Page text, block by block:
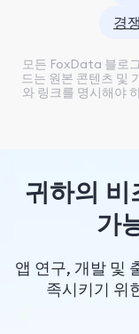
경
모든 FoxData 블로
드는 원본 콘텐츠 및
와 링크를 명시해야
귀하의 비
가
앱 연구, 개발 및
족시키기 위